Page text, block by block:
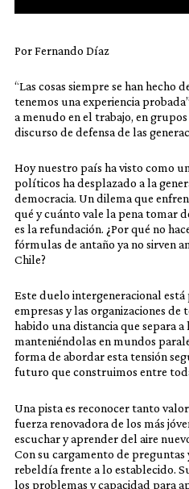
Por Fernando Díaz
“Las cosas siempre se han hecho
tenemos una experiencia
a menudo en el trabajo, en
discurso de defensa de las
Hoy nuestro país ha visto como
políticos ha desplazado a la
democracia. Un dilema que
qué y cuánto vale la pena tomar
es la refundación. ¿Por qué no
fórmulas de antaño ya no sirven
Chile?
Este duelo intergeneracional está
empresas y las organizaciones
habido una distancia que separa a
manteniéndolas en mundos
forma de abordar esta tensión
futuro que construimos entre
Una pista es reconocer tanto
fuerza renovadora de los más
escuchar y aprender del aire
Con su cargamento de preguntas
rebeldía frente a lo establecido.
los problemas y capacidad para